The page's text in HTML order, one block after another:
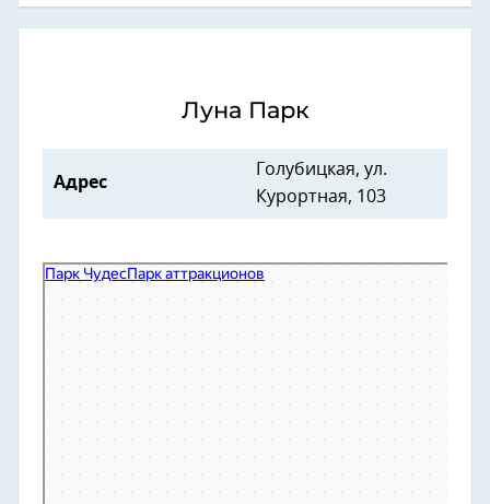
Луна Парк
Адрес
Голубицкая, ул.
Курортная, 103
Парк Чудес